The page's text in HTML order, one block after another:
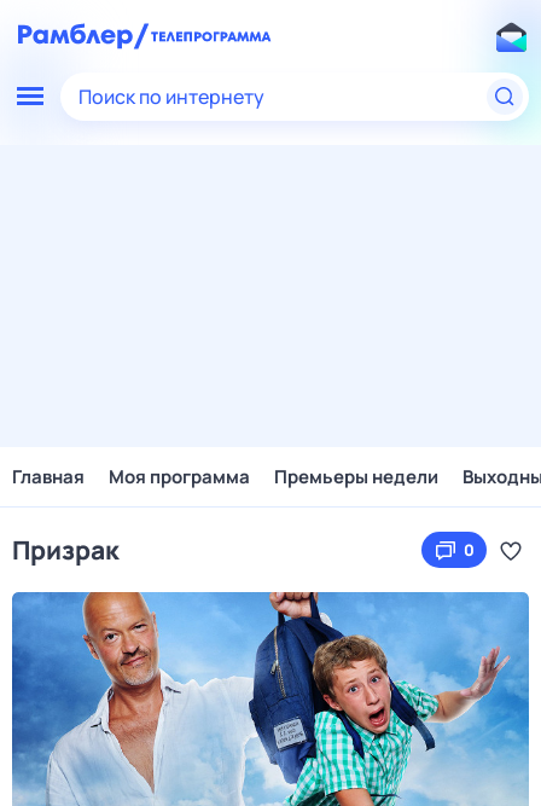
Поиск по интернету
Главная Моя программа Премьеры недели
Призрак 0